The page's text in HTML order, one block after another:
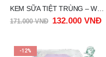
KEM SỮA TIỆT TRÙNG – WHIPPING CREAM OLDENBURGER 35% FAT 1 LIT
171.000VNĐ 132.000 VNĐ
-12%